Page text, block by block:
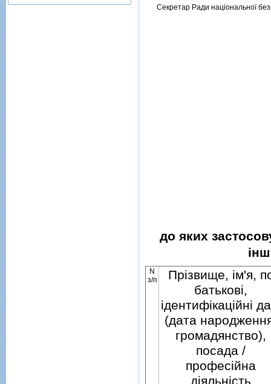
Секретар Ради нацiональної
до яких
N
з/п
Прiзвище, iм'я,
батьковi,
iдентифiкацiйнi
(дата
громадянство),
посада /
професiйна
дiяльнiсть